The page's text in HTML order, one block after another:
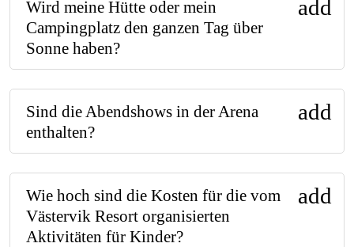
Wird meine Hütte oder mein
Campingplatz den ganzen Tag über
Sonne haben?
add
Sind die Abendshows in der Arena
enthalten?
add
Wie hoch sind die Kosten für die vom
Västervik Resort organisierten
Aktivitäten für Kinder?
add